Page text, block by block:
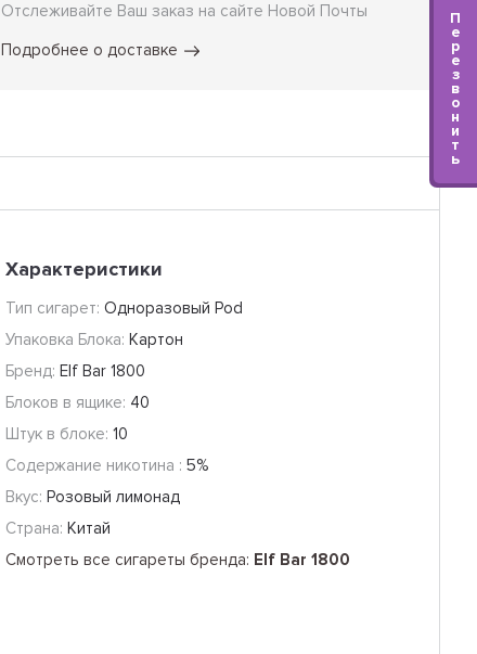
Отслеживайте Ваш заказ на сайте Новой Почты
Подробнее о доставке
Характеристики
Тип сигарет: Одноразовый Pod
Упаковка Блока: Картон
Бренд: Elf Bar 1800
Блоков в ящике: 40
Штук в блоке: 10
Содержание никотина : 5%
Вкус: Розовый лимонад
Страна: Китай
Смотреть все сигареты бренда: Elf Bar 1800
П
е
р
е
з
в
о
н
и
т
ь